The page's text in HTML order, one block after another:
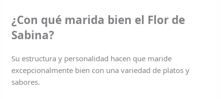
¿Con qué marida bien el Flor de
Sabina?
Su estructura y personalidad hacen que maride
excepcionalmente bien con una variedad de platos y
sabores.